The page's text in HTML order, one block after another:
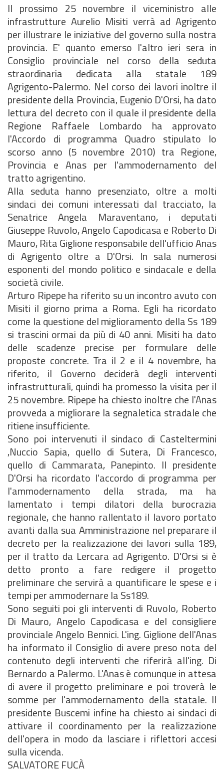
Il prossimo 25 novembre il viceministro alle
infrastrutture Aurelio Misiti verrà ad Agrigento
per illustrare le iniziative del governo sulla nostra
provincia. E' quanto emerso l'altro ieri sera in
Consiglio provinciale nel corso della seduta
straordinaria dedicata alla statale 189
Agrigento-Palermo. Nel corso dei lavori inoltre il
presidente della Provincia, Eugenio D'Orsi, ha dato
lettura del decreto con il quale il presidente della
Regione Raffaele Lombardo ha approvato
l'Accordo di programma Quadro stipulato lo
scorso anno (5 novembre 2010) tra Regione,
Provincia e Anas per l'ammodernamento del
tratto agrigentino.
Alla seduta hanno presenziato, oltre a molti
sindaci dei comuni interessati dal tracciato, la
Senatrice Angela Maraventano, i deputati
Giuseppe Ruvolo, Angelo Capodicasa e Roberto Di
Mauro, Rita Giglione responsabile dell'ufficio Anas
di Agrigento oltre a D'Orsi. In sala numerosi
esponenti del mondo politico e sindacale e della
società civile.
Arturo Ripepe ha riferito su un incontro avuto con
Misiti il giorno prima a Roma. Egli ha ricordato
come la questione del miglioramento della Ss 189
si trascini ormai da più di 40 anni. Misiti ha dato
delle scadenze precise per formulare delle
proposte concrete. Tra il 2 e il 4 novembre, ha
riferito, il Governo deciderà degli interventi
infrastrutturali, quindi ha promesso la visita per il
25 novembre. Ripepe ha chiesto inoltre che l'Anas
provveda a migliorare la segnaletica stradale che
ritiene insufficiente.
Sono poi intervenuti il sindaco di Casteltermini
,Nuccio Sapia, quello di Sutera, Di Francesco,
quello di Cammarata, Panepinto. Il presidente
D'Orsi ha ricordato l'accordo di programma per
l'ammodernamento della strada, ma ha
lamentato i tempi dilatori della burocrazia
regionale, che hanno rallentato il lavoro portato
avanti dalla sua Amministrazione nel preparare il
decreto per la realizzazione dei lavori sulla 189,
per il tratto da Lercara ad Agrigento. D'Orsi si è
detto pronto a fare redigere il progetto
preliminare che servirà a quantificare le spese e i
tempi per ammodernare la Ss189.
Sono seguiti poi gli interventi di Ruvolo, Roberto
Di Mauro, Angelo Capodicasa e del consigliere
provinciale Angelo Bennici. L'ing. Giglione dell'Anas
ha informato il Consiglio di avere preso nota del
contenuto degli interventi che riferirà all'ing. Di
Bernardo a Palermo. L'Anas è comunque in attesa
di avere il progetto preliminare e poi troverà le
somme per l'ammodernamento della statale. Il
presidente Buscemi infine ha chiesto ai sindaci di
attivare il coordinamento per la realizzazione
dell'opera in modo da lasciare i riflettori accesi
sulla vicenda.
SALVATORE FUCÀ